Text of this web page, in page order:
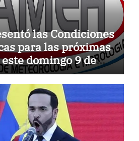
las Condiciones
para las próximas
domingo 9 de